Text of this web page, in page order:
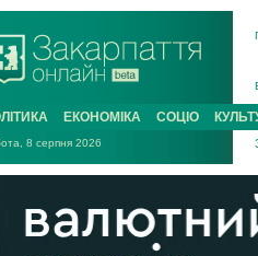
ЕКОНОМІКА СОЦІО
8 серпня 2026